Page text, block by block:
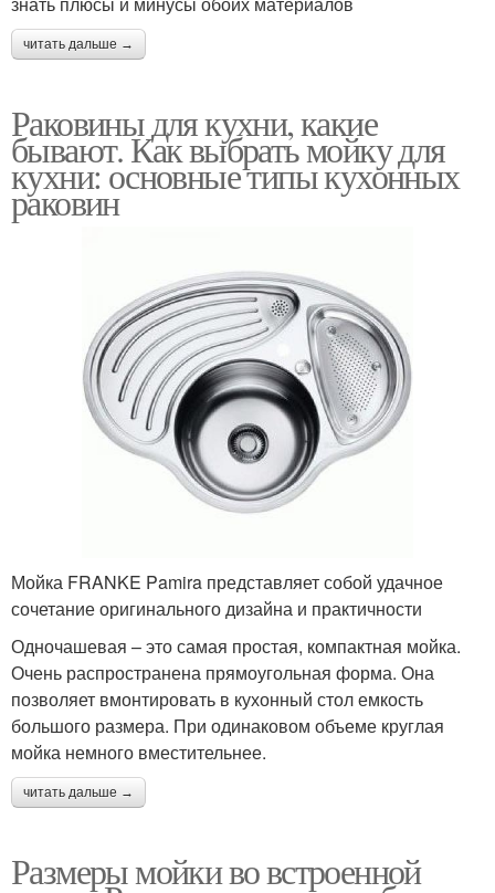
читать дальше →
Раковины для кухни, какие
бывают. Как выбрать мойку для
кухни: основные типы кухонных
раковин
Мойка FRANKE Pamira представляет собой удачное
сочетание оригинального дизайна и практичности
Одночашевая – это самая простая, компактная мойка.
Очень распространена прямоугольная форма. Она
позволяет вмонтировать в кухонный стол емкость
большого размера. При одинаковом объеме круглая
мойка немного вместительнее.
читать дальше →
Размеры мойки во встроенной